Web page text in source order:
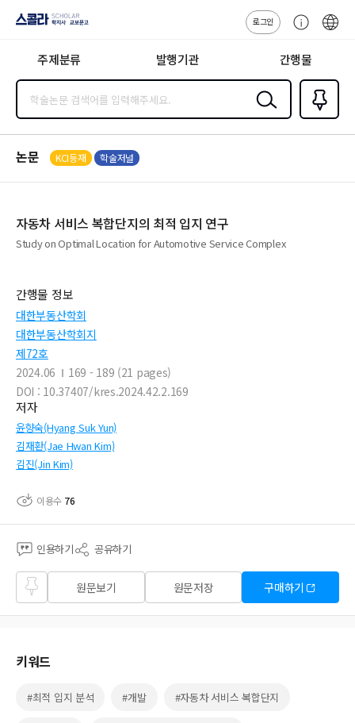
지사·교보문고
로그인
센
주제분류 발행기관 간행물
검색
즐겨찾
기0
논문 KCI등재 학술저널
자동차 서비스 복합단지의 최적 입지 연구
Study on Optimal Location for Automotive Service Complex
간행물 정보
대한부동산학회
대한부동산학회지
제72호
2024.06
169 - 189 (21 pages)
DOI : 10.37407/kres.2024.42.2.169
저자
윤향숙(Hyang Suk Yun)
김재환(Jae Hwan Kim)
김진(Jin Kim)
이용수 76
인용하기 공유하기
즐겨
찾기
원문보기 원문저장 구매하기
키워드
#최적 입지 분석 #개발 #자동차 서비스 복합단지